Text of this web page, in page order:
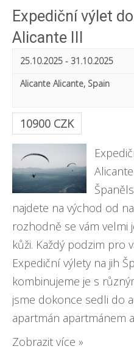
a
r
c
a
n
d
V
i
e
w
s
N
a
a
r
Expediční výlet
Alicante III
25.10.2025 - 31.10.2025
Alicante Alicante, Spain
10900 CZK
Alicante
najdete na východ od
rozhodně se vám
kůži. Každý podzim pro
Expediční výlety na jih
kombinujeme je s
jsme dokonce sedli do
apartmán apartmánem
Zobrazit více »